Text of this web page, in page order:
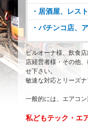
・居酒屋、レス
・パチンコ店、
ビルオーナ様、飲食
店経営者様・その他
せ下さい。
敏速な対応とリーズナ
一般的には、エアコ
私どもテック・エ